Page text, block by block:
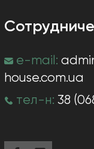
e-mail:
house.com.ua
тел-н: 38